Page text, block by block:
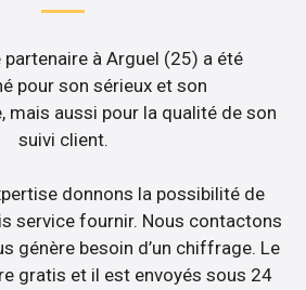
à Arguel (25) a été
pour son sérieux et son
mais aussi pour la qualité de son
suivi client.
donnons la possibilité de
service fournir. Nous contactons
génère besoin d’un chiffrage. Le
gratis et il est envoyés sous 24